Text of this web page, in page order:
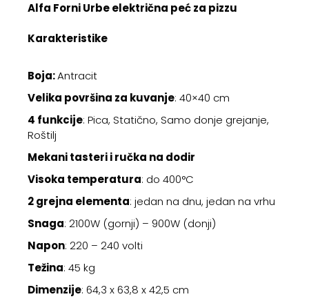
Alfa Forni Urbe električna peć za pizzu
Karakteristike
Boja:Antracit
Velika površina za kuvanje: 40×40 cm
4 funkcije: Pica, Statično, Samo donje grejanje,
Roštilj
Mekani tasteri i ručka na dodir
Visoka temperatura: do 400°C
2 grejna elementa: jedan na dnu, jedan na vrhu
Snaga: 2100W (gornji) – 900W (donji)
Napon: 220 – 240 volti
Težina: 45 kg
Dimenzije: 64,3 x 63,8 x 42,5 cm